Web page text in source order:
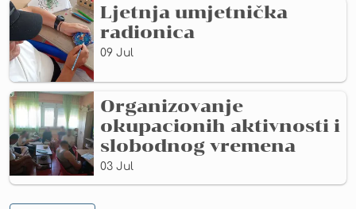
Ljetnja umjetnička
radionica
09 Jul
Organizovanje
okupacionih aktivnosti i
slobodnog vremena
03 Jul